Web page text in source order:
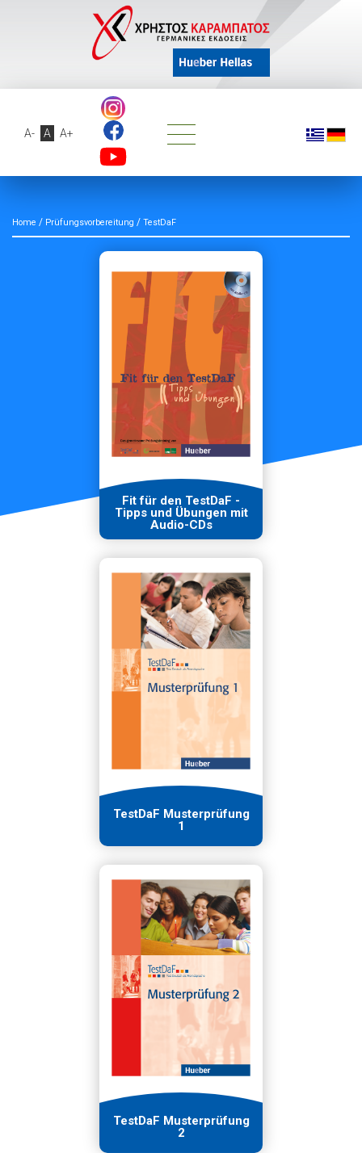
A- A A+
Home / Prüfungsvorbereitung / TestDaF
Fit für den TestDaF -
Tipps und Übungen mit
Audio-CDs
TestDaF Musterprüfung
1
TestDaF Musterprüfung
2